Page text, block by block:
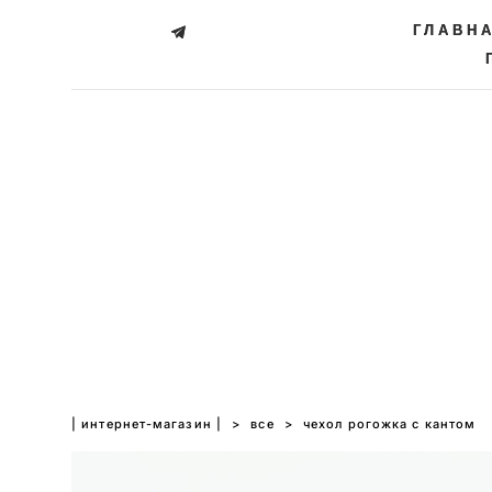
| интернет-магазин | > все > чехол рогожка с кантом